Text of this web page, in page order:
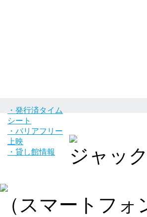
・発行済タイム
シート
・バリアフリー
上映
・貸し館情報
ジャッ
（スマートフォ